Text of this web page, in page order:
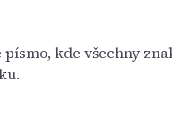
písmo, kde všechny